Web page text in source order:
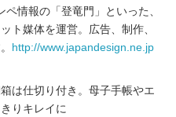
情報の「登竜門」といった、
ト媒体を運営。広告、制作、
http://www.japandesign.ne.jp
は仕切り付き。母子手帳やエ
りキレイに